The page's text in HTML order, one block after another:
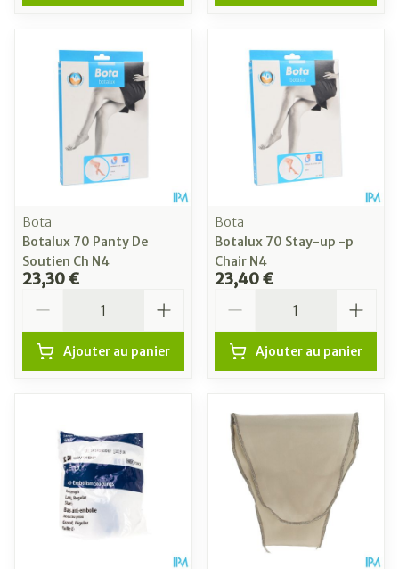
Bota
Botalux 70 Panty De
Soutien Ch N4
23,30 €
Ajouter au panier
Bota
Botalux 70 Stay-up -p
Chair N4
23,40 €
Ajouter au panier